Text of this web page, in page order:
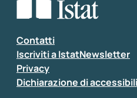
Seleziona la tipologia
Inserisci il tuo commento
Contatti
Iscriviti a IstatNewsletter
Privacy
Dichiarazione di